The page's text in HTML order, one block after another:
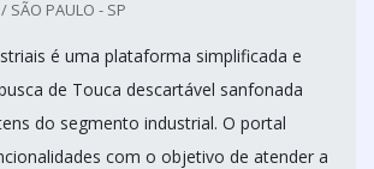
SÃO PAULO - SP
é uma plataforma simplificada e
de Touca descartável sanfonada
do segmento industrial. O portal
com o objetivo de atender a